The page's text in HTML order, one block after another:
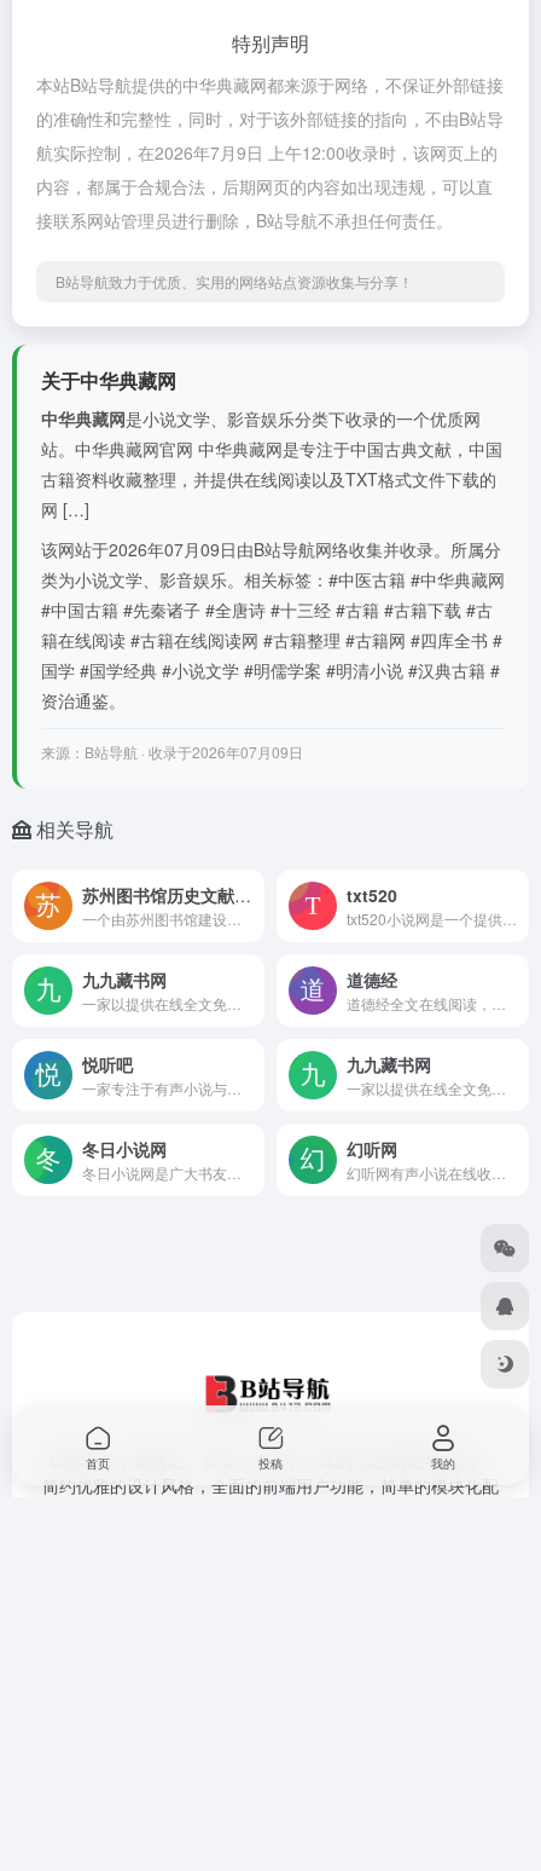
特别声明
本站B站导航提供的中华典藏网都来源于网络，不保证外部链接
的准确性和完整性，同时，对于该外部链接的指向，不由B站导
航实际控制，在2026年7月9日 上午12:00收录时，该网页上的
内容，都属于合规合法，后期网页的内容如出现违规，可以直
接联系网站管理员进行删除，B站导航不承担任何责任。
B站导航致力于优质、实用的网络站点资源收集与分享！
关于中华典藏网
中华典藏网是小说文学、影音娱乐分类下收录的一个优质网
站。中华典藏网官网 中华典藏网是专注于中国古典文献，中国
古籍资料收藏整理，并提供在线阅读以及TXT格式文件下载的
网 […]
该网站于2026年07月09日由B站导航网络收集并收录。所属分
类为小说文学、影音娱乐。相关标签：#中医古籍 #中华典藏网
#中国古籍 #先秦诸子 #全唐诗 #十三经 #古籍 #古籍下载 #古
籍在线阅读 #古籍在线阅读网 #古籍整理 #古籍网 #四库全书 #
国学 #国学经典 #小说文学 #明儒学案 #明清小说 #汉典古籍 #
资治通鉴。
来源：B站导航 · 收录于2026年07月09日
相关导航
苏州图书馆历史文献总库 txt520
九九藏书网 道德经
悦听吧 九九藏书网
冬日小说网 幻听网
B站导航 ，集网址、资源、资讯于一体的 综合网址导航站，
简约优雅的设计风格，全面的前端用户功能，简单的模块化配
首页 投稿 我的